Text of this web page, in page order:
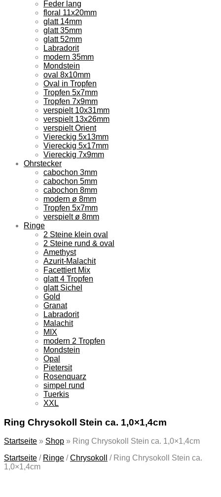
Feder lang
floral 11x20mm
glatt 14mm
glatt 35mm
glatt 52mm
Labradorit
modern 35mm
Mondstein
oval 8x10mm
Oval in Tropfen
Tropfen 5x7mm
Tropfen 7x9mm
verspielt 10x31mm
verspielt 13x26mm
verspielt Orient
Viereckig 5x13mm
Viereckig 5x17mm
Viereckig 7x9mm
Ohrstecker
cabochon 3mm
cabochon 5mm
cabochon 8mm
modern ø 8mm
Tropfen 5x7mm
verspielt ø 8mm
Ringe
2 Steine klein oval
2 Steine rund & oval
Amethyst
Azurit-Malachit
Facettiert Mix
glatt 4 Tropfen
glatt Sichel
Gold
Granat
Labradorit
Malachit
MIX
modern 2 Tropfen
Mondstein
Opal
Pietersit
Rosenquarz
simpel rund
Tuerkis
XXL
Ring Chrysokoll Stein ca. 1,0×1,4cm
Startseite » Shop » Ring Chrysokoll Stein ca. 1,0×1,4cm
Startseite / Ringe /Chrysokoll / Ring Chrysokoll Stein ca.
1,0×1,4cm